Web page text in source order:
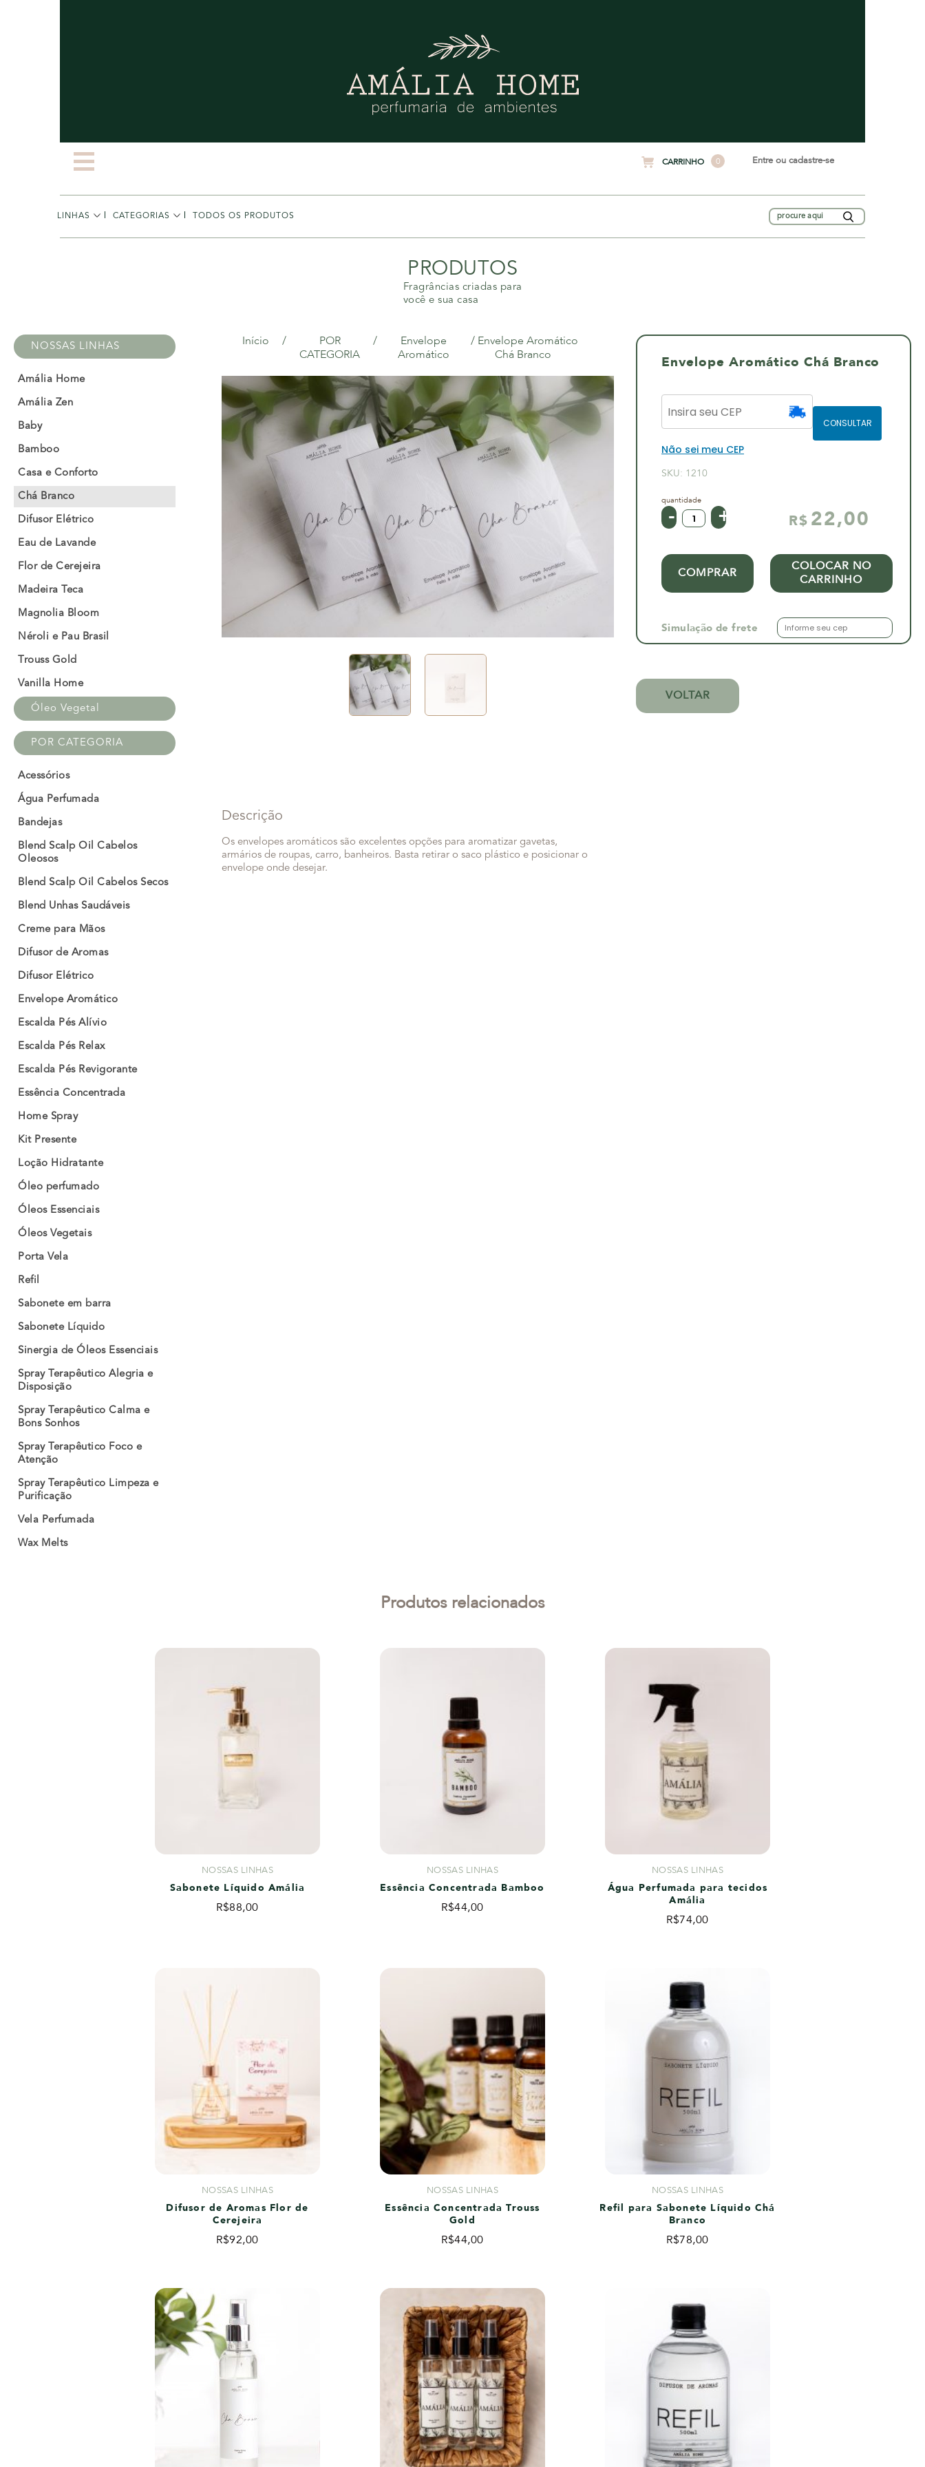
Entre ou cadastre-se
CARRINHO 0
LINHAS CATEGORIAS TODOS OS PRODUTOS Buscar
PRODUTOS
Fragrâncias criadas para
você e sua casa
NOSSAS LINHAS
Amália Home
Amália Zen
Baby
Bamboo
Casa e Conforto
Chá Branco
Difusor Elétrico
Eau de Lavande
Flor de Cerejeira
Madeira Teca
Magnolia Bloom
Néroli e Pau Brasil
Trouss Gold
Vanilla Home
Óleo Vegetal
POR CATEGORIA
Acessórios
Água Perfumada
Bandejas
Blend Scalp Oil Cabelos
Oleosos
Blend Scalp Oil Cabelos Secos
Blend Unhas Saudáveis
Creme para Mãos
Difusor de Aromas
Difusor Elétrico
Envelope Aromático
Escalda Pés Alívio
Escalda Pés Relax
Escalda Pés Revigorante
Essência Concentrada
Home Spray
Kit Presente
Loção Hidratante
Óleo perfumado
Óleos Essenciais
Óleos Vegetais
Porta Vela
Refil
Sabonete em barra
Sabonete Líquido
Sinergia de Óleos Essenciais
Spray Terapêutico Alegria e
Disposição
Spray Terapêutico Calma e
Bons Sonhos
Spray Terapêutico Foco e
Atenção
Spray Terapêutico Limpeza e
Purificação
Vela Perfumada
Wax Melts
Início /
POR
CATEGORIA
/
Envelope
Aromático
/ Envelope Aromático
Chá Branco
Descrição
Os envelopes aromáticos são excelentes opções para aromatizar gavetas,
armários de roupas, carro, banheiros. Basta retirar o saco plástico e posicionar o
envelope onde desejar.
Envelope Aromático Chá Branco
CONSULTAR
Não sei meu CEP
SKU: 1210
Simulação de frete
R$ 22,00
COMPRAR
COLOCAR NO
CARRINHO
VOLTAR
Produtos relacionados
NOSSAS LINHAS
Sabonete Líquido Amália
R$88,00
NOSSAS LINHAS
Essência Concentrada Bamboo
R$44,00
NOSSAS LINHAS
Água Perfumada para tecidos
Amália
R$74,00
NOSSAS LINHAS
Difusor de Aromas Flor de
Cerejeira
R$92,00
NOSSAS LINHAS
Essência Concentrada Trouss
Gold
R$44,00
NOSSAS LINHAS
Refil para Sabonete Líquido Chá
Branco
R$78,00